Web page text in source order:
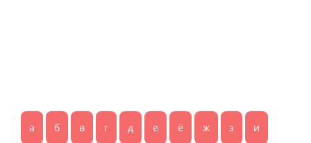
а б в г д е ё ж з и